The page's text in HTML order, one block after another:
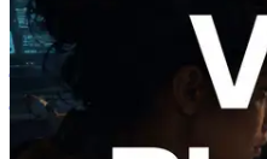
Validators Solutions
Analyzer लॉन्च किया
उत्पादन समय और
विज़ुअलाइज़ेशन